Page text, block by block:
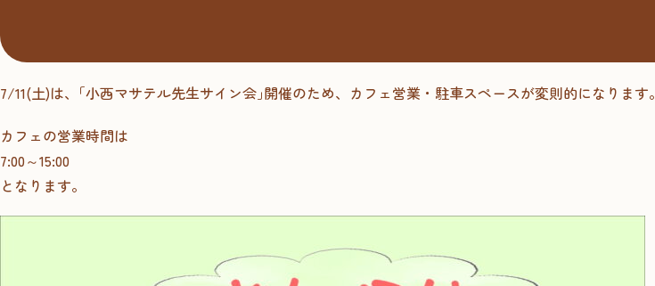
7/11(土)は、｢小西マサテル先生サイン会｣開催のため、カフェ営業・駐車スペースが変則的になります。
カフェの営業時間は
7:00～15:00
となります。